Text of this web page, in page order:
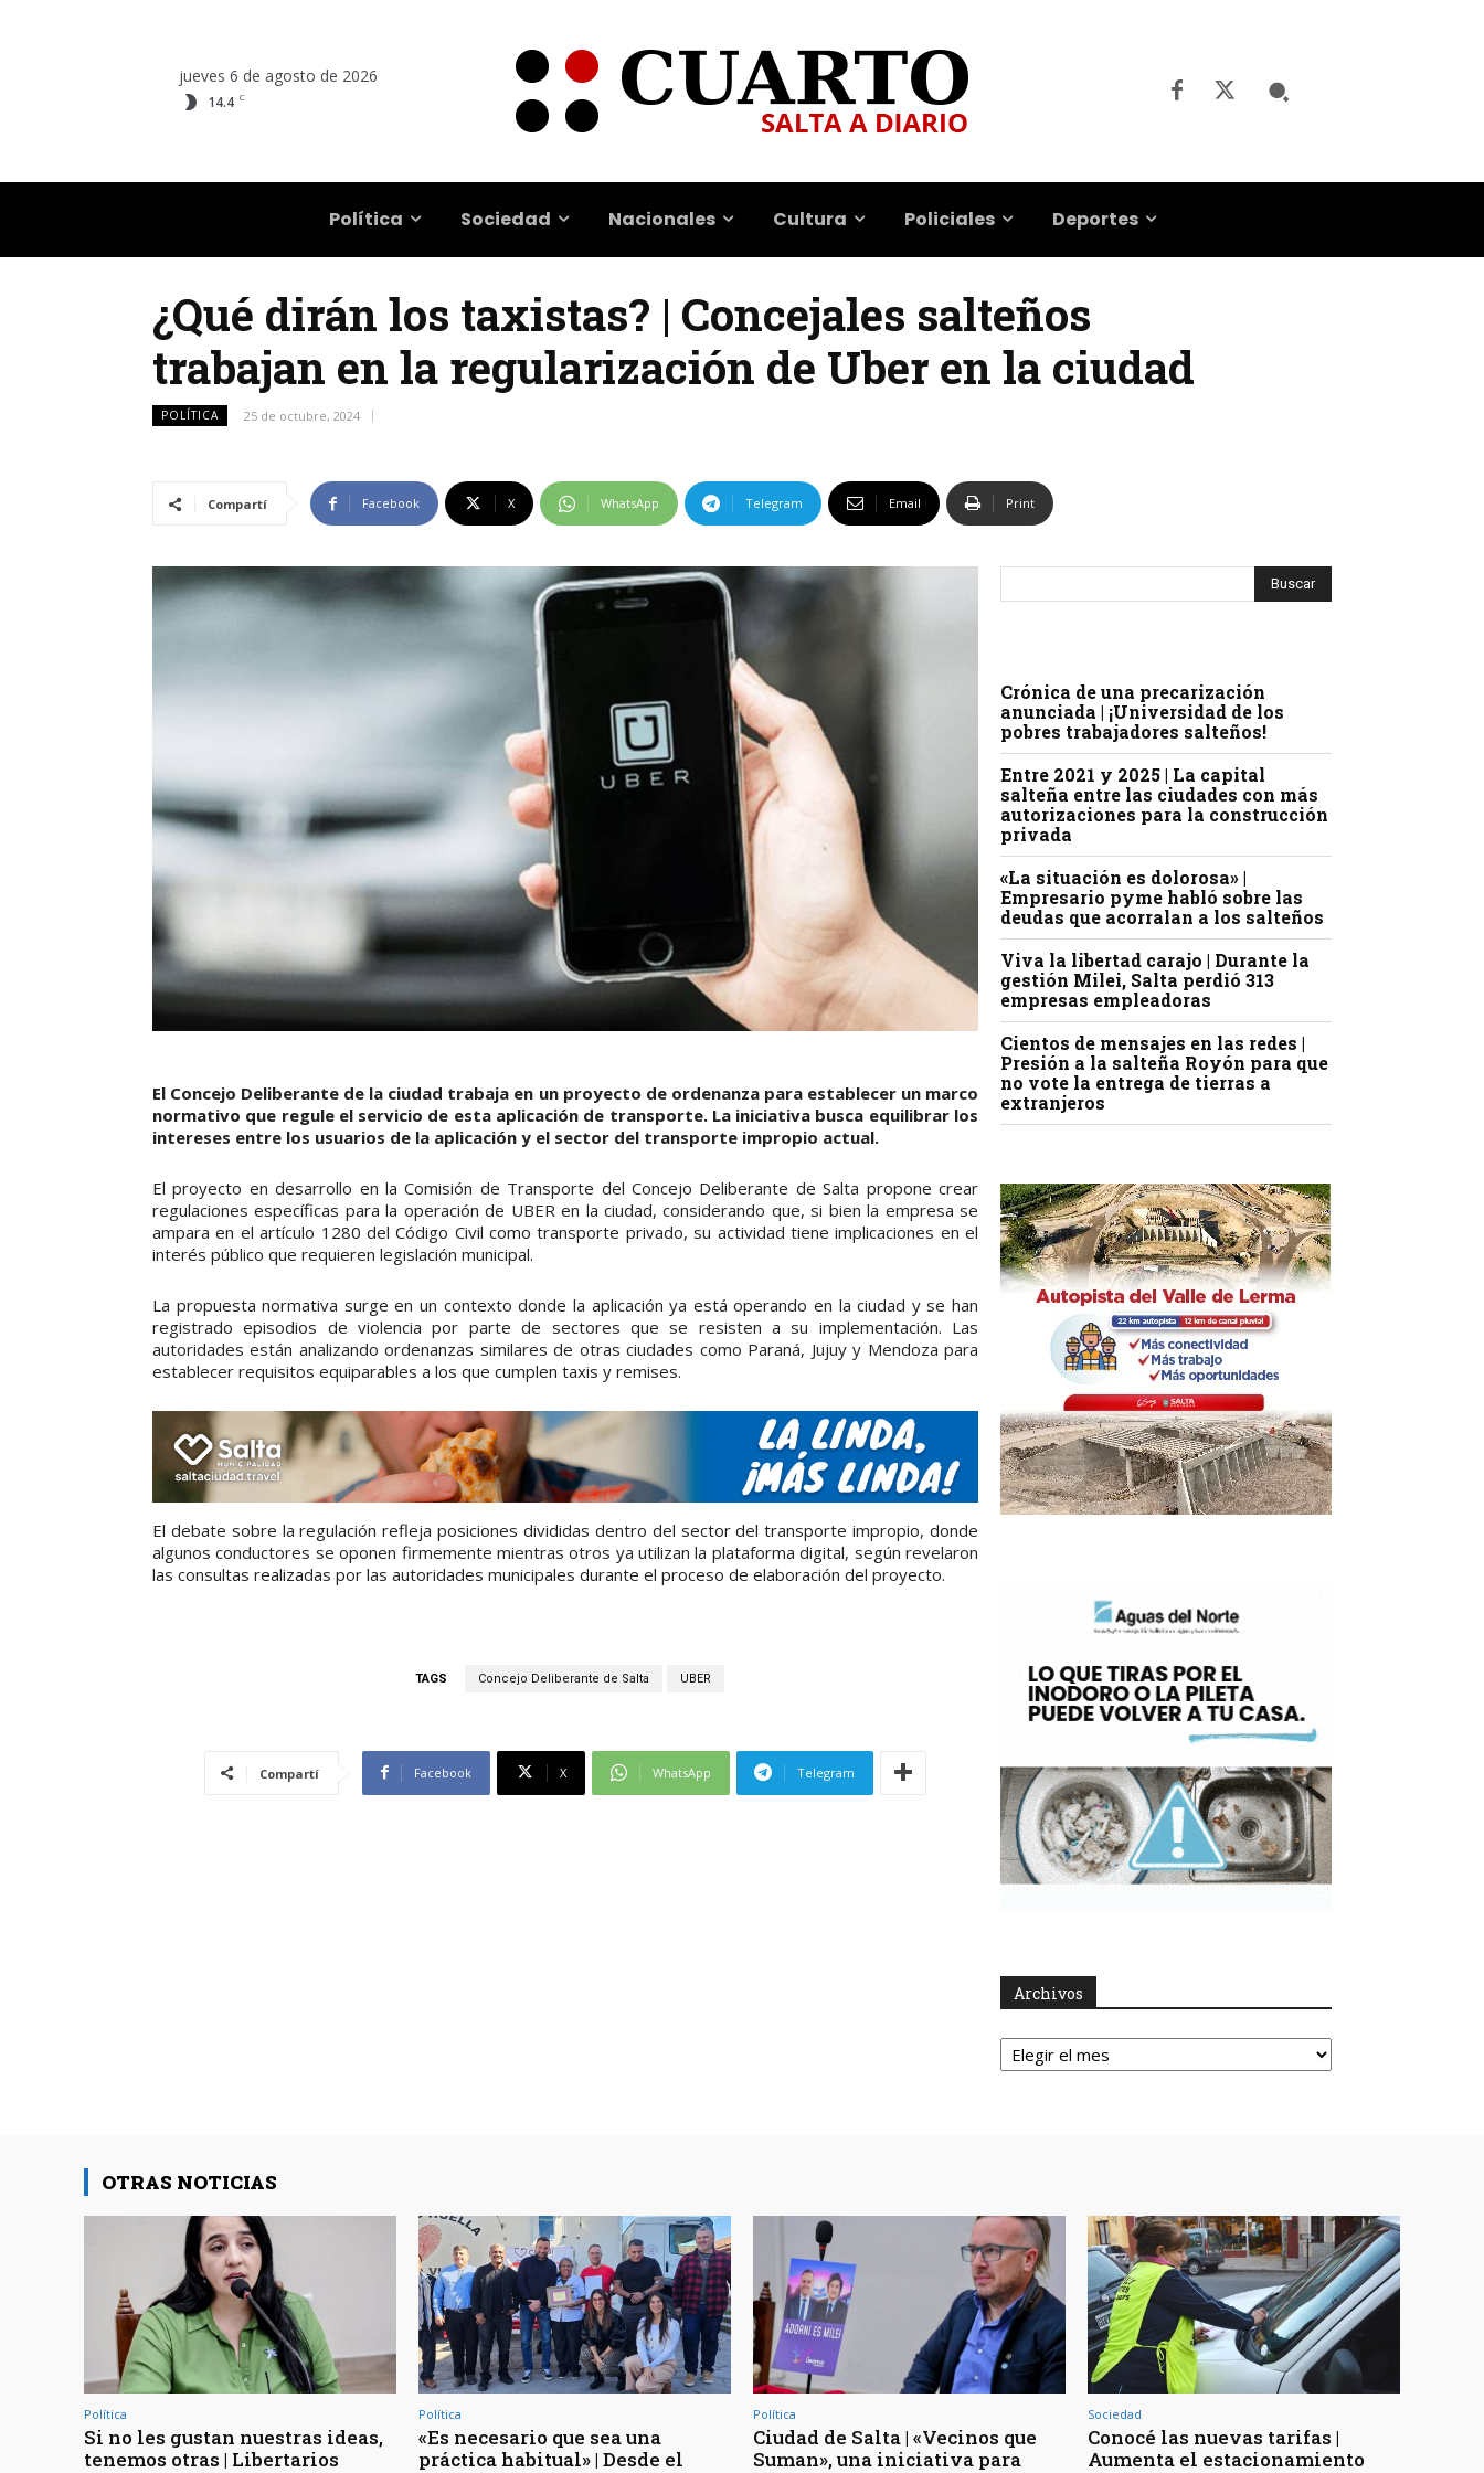
jueves 6 de agosto de 2026
14.4 C
Política Sociedad Nacionales Cultura Policiales Deportes
¿Qué dirán los taxistas? | Concejales salteños
trabajan en la regularización de Uber en la ciudad
POLÍTICA 25 de octubre, 2024
Compartí Facebook X WhatsApp Telegram Email Print
El Concejo Deliberante de la ciudad trabaja en un proyecto de ordenanza para establecer un marco
normativo que regule el servicio de esta aplicación de transporte. La iniciativa busca equilibrar los
intereses entre los usuarios de la aplicación y el sector del transporte impropio actual.
El proyecto en desarrollo en la Comisión de Transporte del Concejo Deliberante de Salta propone crear
regulaciones específicas para la operación de UBER en la ciudad, considerando que, si bien la empresa se
ampara en el artículo 1280 del Código Civil como transporte privado, su actividad tiene implicaciones en el
interés público que requieren legislación municipal.
La propuesta normativa surge en un contexto donde la aplicación ya está operando en la ciudad y se han
registrado episodios de violencia por parte de sectores que se resisten a su implementación. Las
autoridades están analizando ordenanzas similares de otras ciudades como Paraná, Jujuy y Mendoza para
establecer requisitos equiparables a los que cumplen taxis y remises.
El debate sobre la regulación refleja posiciones divididas dentro del sector del transporte impropio, donde
algunos conductores se oponen firmemente mientras otros ya utilizan la plataforma digital, según revelaron
las consultas realizadas por las autoridades municipales durante el proceso de elaboración del proyecto.
TAGS Concejo Deliberante de Salta UBER
Compartí Facebook X WhatsApp Telegram
Crónica de una precarización
anunciada | ¡Universidad de los
pobres trabajadores salteños!
Entre 2021 y 2025 | La capital
salteña entre las ciudades con más
autorizaciones para la construcción
privada
«La situación es dolorosa» |
Empresario pyme habló sobre las
deudas que acorralan a los salteños
Viva la libertad carajo | Durante la
gestión Milei, Salta perdió 313
empresas empleadoras
Cientos de mensajes en las redes |
Presión a la salteña Royón para que
no vote la entrega de tierras a
extranjeros
Archivos
Archivos
OTRAS NOTICIAS
Política
Si no les gustan nuestras ideas,
tenemos otras | Libertarios
Política
«Es necesario que sea una
práctica habitual» | Desde el
Política
Ciudad de Salta | «Vecinos que
Suman», una iniciativa para
Sociedad
Conocé las nuevas tarifas |
Aumenta el estacionamiento